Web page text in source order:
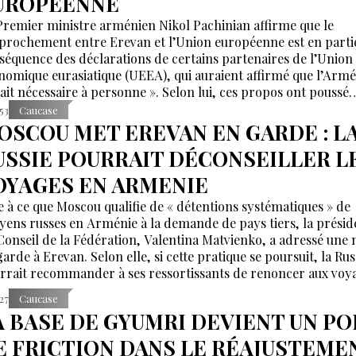
ministre arménien Nikol Pachinian affirme que le
entre Erevan et l’Union européenne est en
des déclarations de certains partenaires de l’Union
eurasiatique (UEEA), qui auraient affirmé que
nécessaire à personne ». Selon lui, ces propos ont poussé
à rechercher de nouvelles alternatives économiques et
Caucase
MET EREVAN EN GARDE :
POURRAIT DÉCONSEILLER
EN ARMENIE
à ce que Moscou qualifie de « détentions systématiques » de
russes en Arménie à la demande de pays tiers, la
de la Fédération, Valentina Matvienko, a adressé une
à Erevan. Selon elle, si cette pratique se poursuit, la
recommander à ses ressortissants de renoncer aux
Caucase
BASE DE GYUMRI DEVIENT UN
FRICTION DANS LE